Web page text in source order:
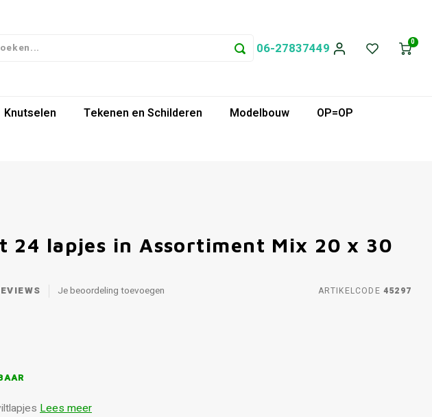
06-27837449 0
Knutselen Tekenen en Schilderen Modelbouw
OP=OP
24 lapjes in Assortiment Mix 20 x 30
Je beoordeling toevoegen ARTIKELCODE 45297
Lees meer